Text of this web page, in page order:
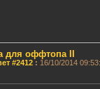
для оффтопа II
#2412: 16/10/2014